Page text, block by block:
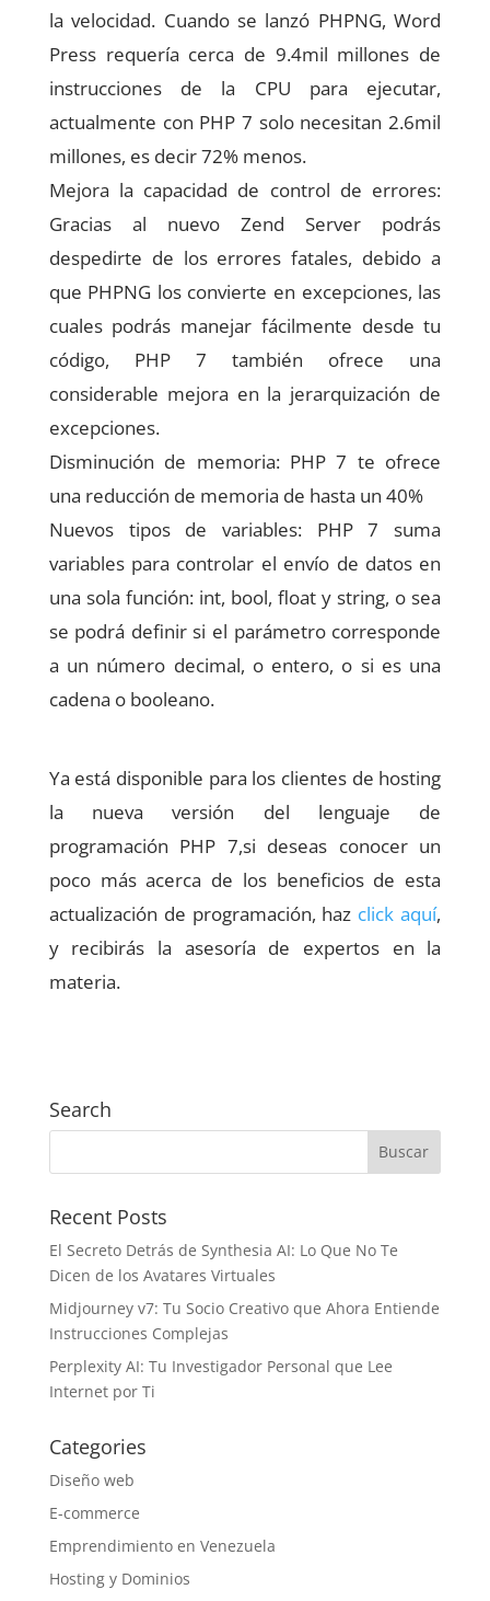
la velocidad. Cuando se lanzó PHPNG, Word
Press requería cerca de 9.4mil millones de
instrucciones de la CPU para ejecutar,
actualmente con PHP 7 solo necesitan 2.6mil
millones, es decir 72% menos.
Mejora la capacidad de control de errores:
Gracias al nuevo Zend Server podrás
despedirte de los errores fatales, debido a
que PHPNG los convierte en excepciones, las
cuales podrás manejar fácilmente desde tu
código, PHP 7 también ofrece una
considerable mejora en la jerarquización de
excepciones.
Disminución de memoria: PHP 7 te ofrece
una reducción de memoria de hasta un 40%
Nuevos tipos de variables: PHP 7 suma
variables para controlar el envío de datos en
una sola función: int, bool, float y string, o sea
se podrá definir si el parámetro corresponde
a un número decimal, o entero, o si es una
cadena o booleano.
Ya está disponible para los clientes de hosting
la nueva versión del lenguaje de
programación PHP 7,si deseas conocer un
poco más acerca de los beneficios de esta
actualización de programación, haz click aquí,
y recibirás la asesoría de expertos en la
materia.
Search
Recent Posts
El Secreto Detrás de Synthesia AI: Lo Que No Te
Dicen de los Avatares Virtuales
Midjourney v7: Tu Socio Creativo que Ahora Entiende
Instrucciones Complejas
Perplexity AI: Tu Investigador Personal que Lee
Internet por Ti
Categories
Diseño web
E-commerce
Emprendimiento en Venezuela
Hosting y Dominios